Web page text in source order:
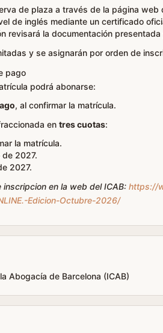
de plaza a través de la página web
de inglés mediante un certificado
revisará la documentación
y se asignarán por orden de
pago
podrá abonarse:
, al confirmar la matrícula.
en tres cuotas:
la matrícula.
de 2027.
2027.
inscripcion en la web del ICAB: https://
Edicion-Octubre-2026/
Abogacía de Barcelona (ICAB)